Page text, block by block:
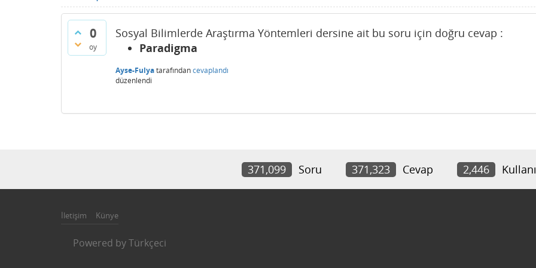
0
oy
Sosyal Bilimlerde Araştırma Yöntemleri dersine ait bu soru için doğru cevap :
Paradigma
Ayse-Fulyatarafındancevaplandı
düzenlendi
371,099 Soru 371,323 Cevap 2,446
İletişim Künye
Powered byTürkçeci